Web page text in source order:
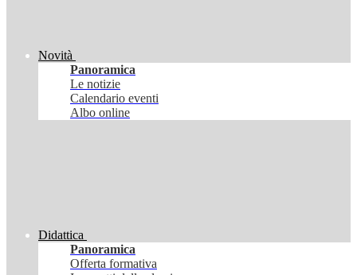
Novità
Panoramica
Le notizie
Calendario eventi
Albo online
Didattica
Panoramica
Offerta formativa